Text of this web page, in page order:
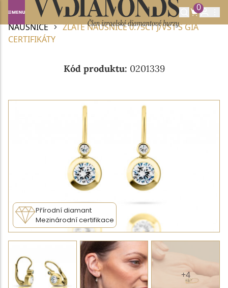
0
Domů DIAMANTOVÉ ŠPERKY
DIAMANTOVÉ
NÁUŠNICE
ZLATÉ NÁUŠNICE 0.75CT J/VS1 S GIA
CERTIFIKÁTY
Kód produktu: 0201339
Přírodní diamant
Mezinárodní certifikace
+4